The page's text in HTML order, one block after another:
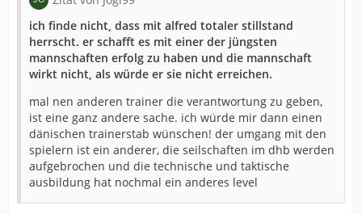
ich finde nicht, dass mit alfred totaler stillstand
herrscht. er schafft es mit einer der jüngsten
mannschaften erfolg zu haben und die mannschaft
wirkt nicht, als würde er sie nicht erreichen.
mal nen anderen trainer die verantwortung zu geben,
ist eine ganz andere sache. ich würde mir dann einen
dänischen trainerstab wünschen! der umgang mit den
spielern ist ein anderer, die seilschaften im dhb werden
aufgebrochen und die technische und taktische
ausbildung hat nochmal ein anderes level